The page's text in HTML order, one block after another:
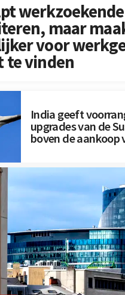
maar
voor
te vinden
India geeft
upgrades van de
boven de aankoop